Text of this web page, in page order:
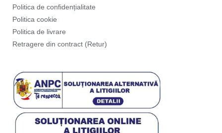
Politica de confidențialitate
Politica cookie
Politica de livrare
Retragere din contract (Retur)